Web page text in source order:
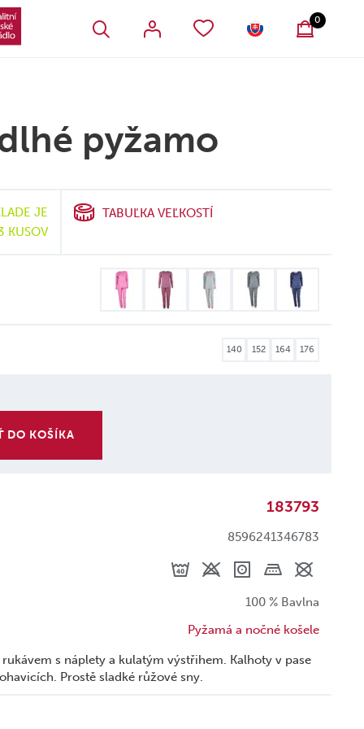
0
SLOVENSKO
pyžamo
JE
KUSOV
TABUĽKA VEĽKOSTÍ
140 152 164 176
DO KOŠÍKA
183793
8596241346783
100 % Bavlna
Pyžamá a nočné košele
s náplety a kulatým výstřihem. Kalhoty v pase
Prostě sladké růžové sny.